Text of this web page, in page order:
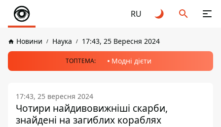
RU
Новини Наука 17:43, 25 Вересня 2024
ТОПТЕМА: Модні дієти
17:43, 25 вересня 2024
Чотири найдивовижніші скарби,
знайдені на загиблих кораблях